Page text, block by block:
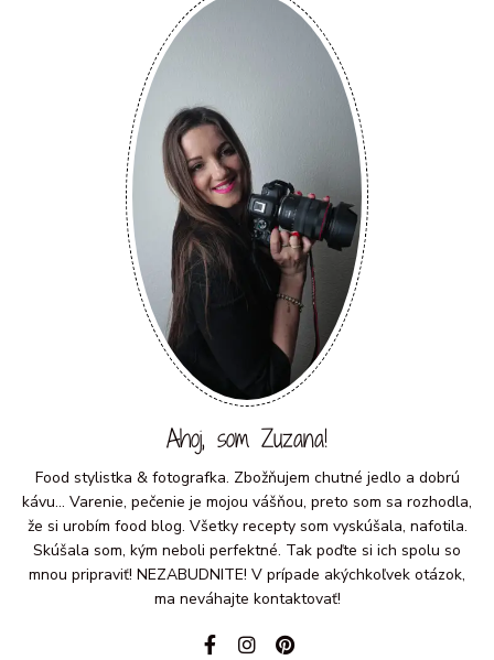
Ahoj, som Zuzana!
Food stylistka & fotografka. Zbožňujem chutné jedlo a dobrú
kávu... Varenie, pečenie je mojou vášňou, preto som sa rozhodla,
že si urobím food blog. Všetky recepty som vyskúšala, nafotila.
Skúšala som, kým neboli perfektné. Tak poďte si ich spolu so
mnou pripraviť! NEZABUDNITE! V prípade akýchkoľvek otázok,
ma neváhajte kontaktovať!